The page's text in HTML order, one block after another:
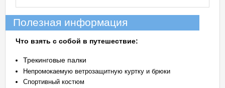
Полезная информация
Что взять с собой в путешествие:
Трекинговые палки
Непромокаемую ветрозащитную куртку и брюки
Спортивный костюм